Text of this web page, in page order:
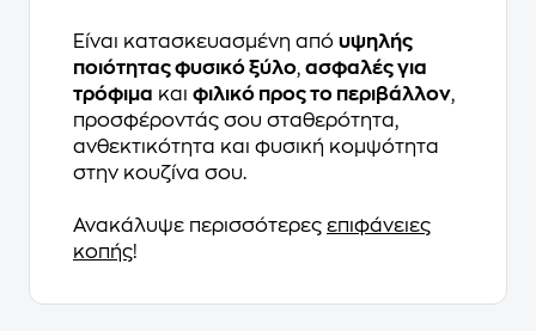
Είναι κατασκευασμένη από υψηλής
ποιότητας φυσικό ξύλο, ασφαλές για
τρόφιμα και φιλικό προς το περιβάλλον,
προσφέροντάς σου σταθερότητα,
ανθεκτικότητα και φυσική κομψότητα
στην κουζίνα σου.
Ανακάλυψε περισσότερες επιφάνειες
κοπής!